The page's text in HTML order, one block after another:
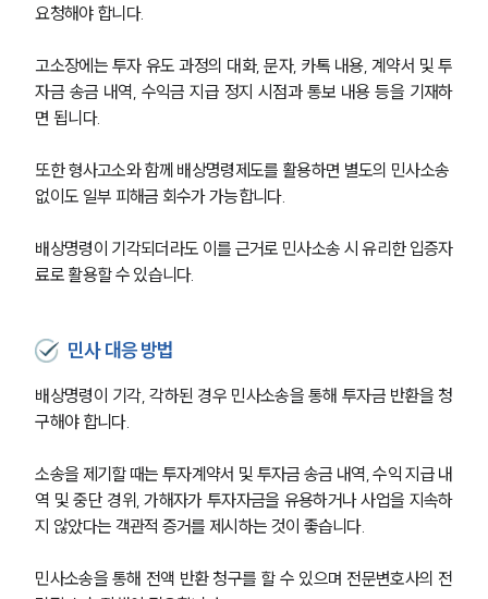
요청해야 합니다.
고소장에는 투자 유도 과정의 대화, 문자, 카톡 내용, 계약서 및 투
자금 송금 내역, 수익금 지급 정지 시점과 통보 내용 등을 기재하
면 됩니다.
또한 형사고소와 함께 배상명령제도를 활용하면 별도의 민사소송
없이도 일부 피해금 회수가 가능합니다.
배상명령이 기각되더라도 이를 근거로 민사소송 시 유리한 입증자
료로 활용할 수 있습니다.
민사 대응 방법
배상명령이 기각, 각하된 경우 민사소송을 통해 투자금 반환을 청
구해야 합니다.
소송을 제기할 때는 투자계약서 및 투자금 송금 내역, 수익 지급 내
역 및 중단 경위, 가해자가 투자자금을 유용하거나 사업을 지속하
지 않았다는 객관적 증거를 제시하는 것이 좋습니다.
민사소송을 통해 전액 반환 청구를 할 수 있으며 전문변호사의 전